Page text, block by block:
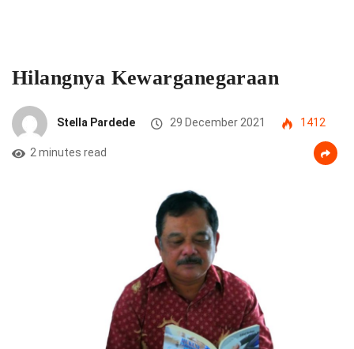
Hilangnya Kewarganegaraan
Stella Pardede 29 December 2021 1412
2 minutes read